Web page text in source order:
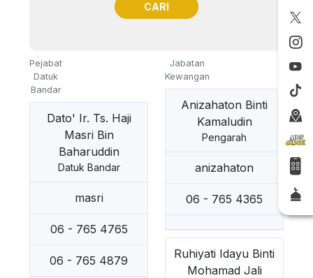
Pejabat
Datuk
Bandar
Dato' Ir. Ts. Haji
Masri Bin
Baharuddin
Datuk Bandar
masri
06 - 765 4765
06 - 765 4879
Jabatan
Kewangan
Anizahaton Binti
Kamaludin
Pengarah
anizahaton
06 - 765 4365
Ruhiyati Idayu Binti
Mohamad Jali